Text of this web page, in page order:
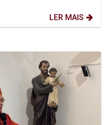
LER MAIS